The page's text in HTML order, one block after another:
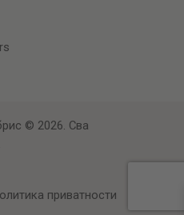
© 2026. Сва
приватности